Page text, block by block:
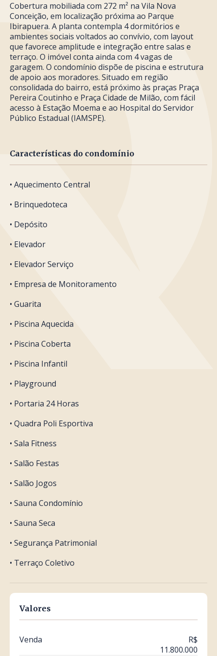
Cobertura mobiliada com 272 m² na Vila Nova
Conceição, em localização próxima ao Parque
Ibirapuera. A planta contempla 4 dormitórios e
ambientes sociais voltados ao convívio, com layout
que favorece amplitude e integração entre salas e
terraço. O imóvel conta ainda com 4 vagas de
garagem. O condomínio dispõe de piscina e estrutura
de apoio aos moradores. Situado em região
consolidada do bairro, está próximo às praças Praça
Pereira Coutinho e Praça Cidade de Milão, com fácil
acesso à Estação Moema e ao Hospital do Servidor
Público Estadual (IAMSPE).
Características do condomínio
• Aquecimento Central
• Brinquedoteca
• Depósito
• Elevador
• Elevador Serviço
• Empresa de Monitoramento
• Guarita
• Piscina Aquecida
• Piscina Coberta
• Piscina Infantil
• Playground
• Portaria 24 Horas
• Quadra Poli Esportiva
• Sala Fitness
• Salão Festas
• Salão Jogos
• Sauna Condomínio
• Sauna Seca
• Segurança Patrimonial
• Terraço Coletivo
Valores
Venda
R$
11.800.000